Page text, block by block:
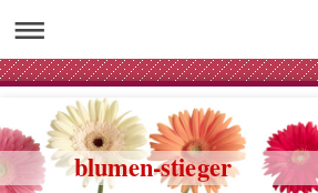
blumen-stieger